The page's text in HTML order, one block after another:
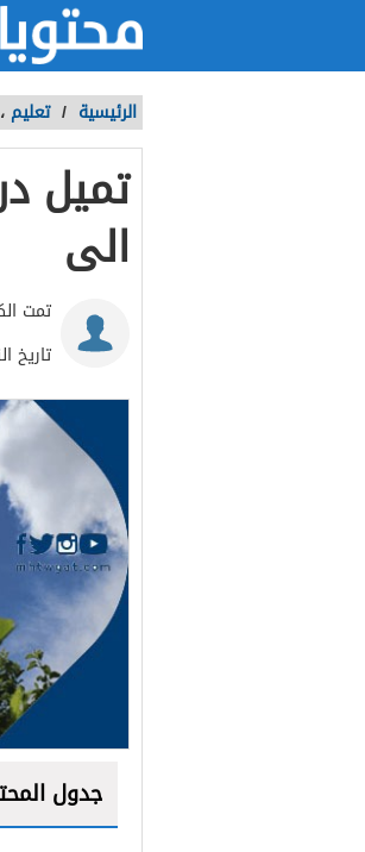
الرئيسية / تعليم ،
تميل
الى
تمت
تاريخ
جدول